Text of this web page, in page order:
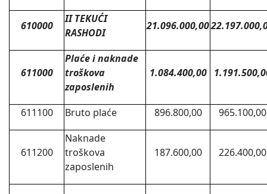
610000
II TEKUĆI
RASHODI
21.096.000,00
611000
Plaće i naknade
troškova
zaposlenih
1.084.400,00
611100 Bruto plaće 896.800,00 965.100,00
611200
Naknade
troškova
zaposlenih
187.600,00 226.400,00